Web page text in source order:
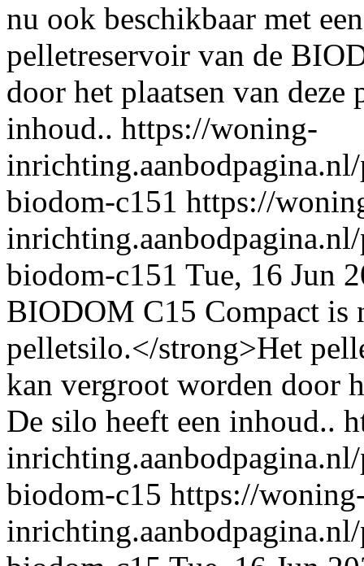
nu ook beschikbaar met
pelletreservoir van de
door het plaatsen van
inhoud.. https://woning-
biodom-c151 https://
biodom-c151 Tue, 16 Jun
BIODOM C15 Compact is
pelletsilo.</strong>Het
kan vergroot worden door
De silo heeft een inhoud..
biodom-c15 https://